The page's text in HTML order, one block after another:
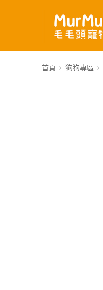
首頁 狗狗專區